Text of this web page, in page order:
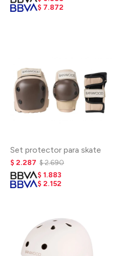
$ 7.872
Set protector para skate
$ 2.287 $2.690
$ 1.883
$ 2.152